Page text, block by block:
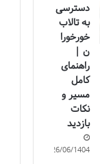
دسترسی
به تالاب
خورخورا
ن |
راهنمای
کامل
مسیر و
نکات
بازدید
26/06/1404